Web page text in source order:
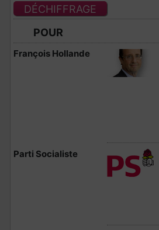
DÉCHIFFRAGE
POUR
François Hollande
Parti Socialiste